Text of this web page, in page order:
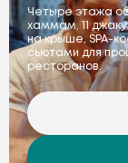
Четыре этажа
хаммам, 11
на крыше, SPA-
сьютами для
ресторанов.